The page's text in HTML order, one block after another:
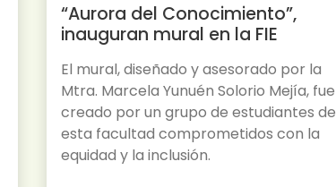
“Aurora del Conocimiento”,
inauguran mural en la FIE
El mural, diseñado y asesorado por la
Mtra. Marcela Yunuén Solorio Mejía, fue
creado por un grupo de estudiantes de
esta facultad comprometidos con la
equidad y la inclusión.